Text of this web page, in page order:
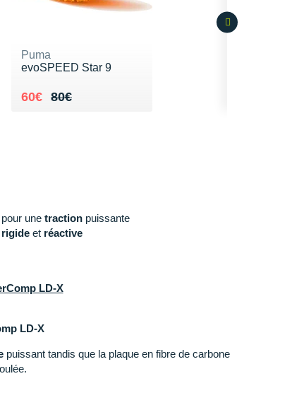
unetraction puissante
rigide et réactive
LD-X
LD-X
puissant tandis que la plaque en fibre de carbone
Puma
evoSPEED Star 9
80€
Au lieu de 80€
60€
Vendu 60€